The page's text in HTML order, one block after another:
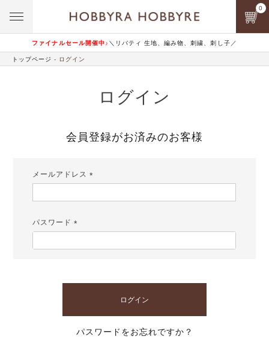
ファイナルセール開催中♪ ＼リバティ 生地、編み物、刺繍、刺し子／
0
トップページ ログイン
ログイン
会員登録がお済みのお客様
メールアドレス
パスワード
ログイン
パスワードをお忘れですか？